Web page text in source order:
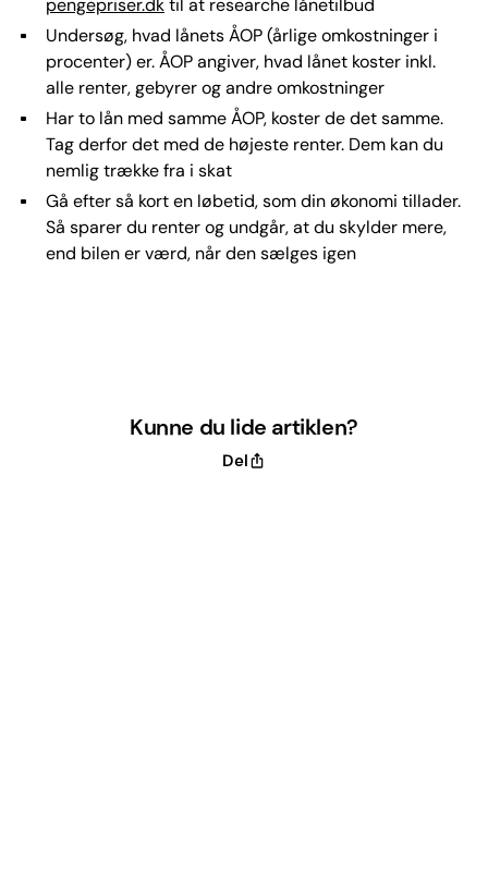
Undersøg, hvad lånets ÅOP (årlige omkostninger i
procenter) er. ÅOP angiver, hvad lånet koster inkl.
alle renter, gebyrer og andre omkostninger
Har to lån med samme ÅOP, koster de det samme.
Tag derfor det med de højeste renter. Dem kan du
nemlig trække fra i skat
Gå efter så kort en løbetid, som din økonomi tillader.
Så sparer du renter og undgår, at du skylder mere,
end bilen er værd, når den sælges igen
Kunne du lide artiklen?
Del